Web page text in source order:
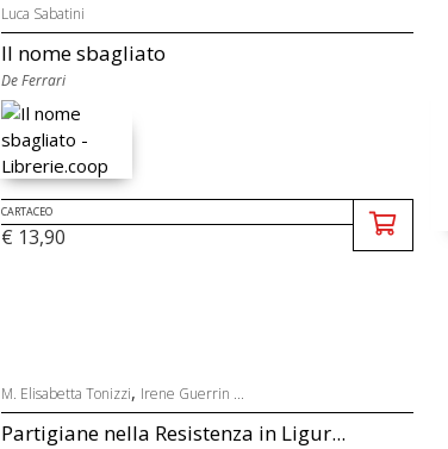
Luca Sabatini
Il nome sbagliato
De Ferrari
CARTACEO
€ 13,90
M. Elisabetta Tonizzi, Irene Guerrin ...
Partigiane nella Resistenza in Ligur...